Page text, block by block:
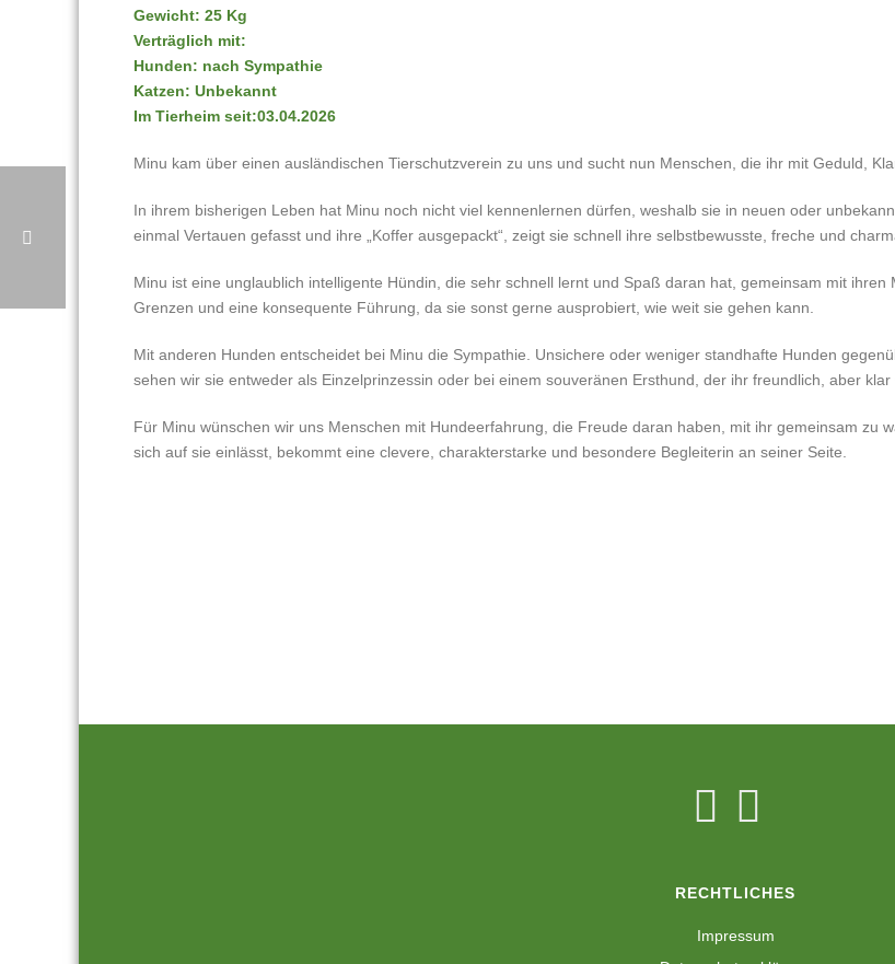
Gewicht: 25 Kg
Verträglich mit:
Hunden: nach Sympathie
Katzen: Unbekannt
Im Tierheim seit:03.04.2026
Minu kam über einen ausländischen Tierschutzverein zu uns und sucht nun Menschen, die ihr mit Geduld,
In ihrem bisherigen Leben hat Minu noch nicht viel kennenlernen dürfen, weshalb sie in neuen oder
einmal Vertauen gefasst und ihre „Koffer ausgepackt“, zeigt sie schnell ihre selbstbewusste, freche und
Minu ist eine unglaublich intelligente Hündin, die sehr schnell lernt und Spaß daran hat, gemeinsam mit
Grenzen und eine konsequente Führung, da sie sonst gerne ausprobiert, wie weit sie gehen kann.
Mit anderen Hunden entscheidet bei Minu die Sympathie. Unsichere oder weniger standhafte Hunden
sehen wir sie entweder als Einzelprinzessin oder bei einem souveränen Ersthund, der ihr freundlich, aber klar
Für Minu wünschen wir uns Menschen mit Hundeerfahrung, die Freude daran haben, mit ihr gemeinsam zu
sich auf sie einlässt, bekommt eine clevere, charakterstarke und besondere Begleiterin an seiner Seite.
RECHTLICHES
Impressum